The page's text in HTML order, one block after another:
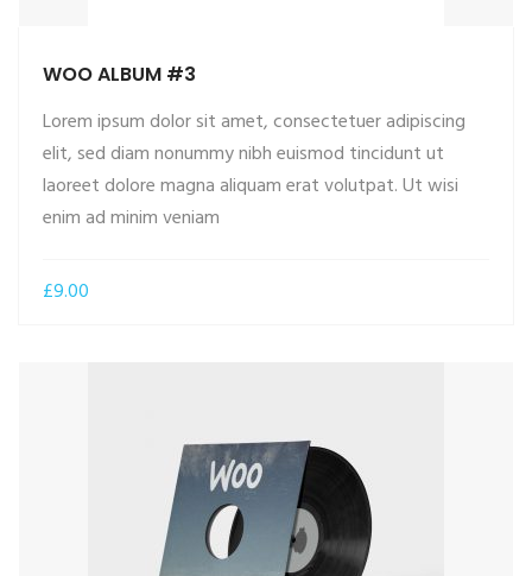
WOO ALBUM #3
Lorem ipsum dolor sit amet, consectetuer adipiscing
elit, sed diam nonummy nibh euismod tincidunt ut
laoreet dolore magna aliquam erat volutpat. Ut wisi
enim ad minim veniam
£9.00
ADD TO CART